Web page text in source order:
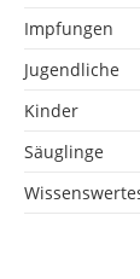
Impfungen
Jugendliche
Kinder
Säuglinge